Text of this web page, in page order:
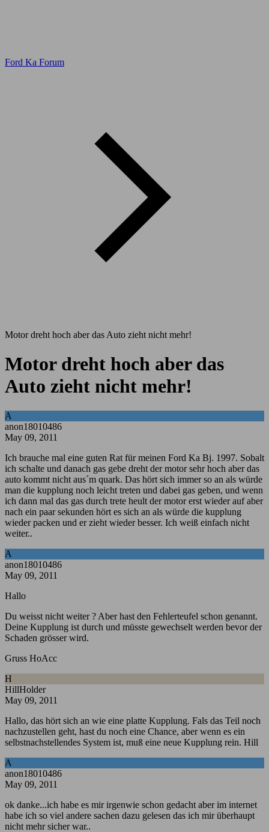
Ford Ka Forum
Motor dreht hoch aber das Auto zieht nicht mehr!
Motor dreht hoch aber das
Auto zieht nicht mehr!
A
anon18010486
May 09, 2011
Ich brauche mal eine guten Rat für meinen Ford Ka Bj. 1997. Sobalt
ich schalte und danach gas gebe dreht der motor sehr hoch aber das
auto kommt nicht aus´m quark. Das hört sich immer so an als würde
man die kupplung noch leicht treten und dabei gas geben, und wenn
ich dann mal das gas durch trete heult der motor erst wieder auf aber
nach ein paar sekunden hört es sich an als würde die kupplung
wieder packen und er zieht wieder besser. Ich weiß einfach nicht
weiter..
A
anon18010486
May 09, 2011
Hallo
Du weisst nicht weiter ? Aber hast den Fehlerteufel schon genannt.
Deine Kupplung ist durch und müsste gewechselt werden bevor der
Schaden grösser wird.
Gruss HoAcc
H
HillHolder
May 09, 2011
Hallo, das hört sich an wie eine platte Kupplung. Fals das Teil noch
nachzustellen geht, hast du noch eine Chance, aber wenn es ein
selbstnachstellendes System ist, muß eine neue Kupplung rein. Hill
A
anon18010486
May 09, 2011
ok danke...ich habe es mir irgenwie schon gedacht aber im internet
habe ich so viel andere sachen dazu gelesen das ich mir überhaupt
nicht mehr sicher war..